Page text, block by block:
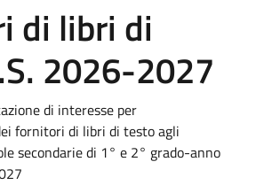
di libri di
2026-2027
di interesse per
fornitori di libri di testo agli
secondarie di 1° e 2° grado-anno